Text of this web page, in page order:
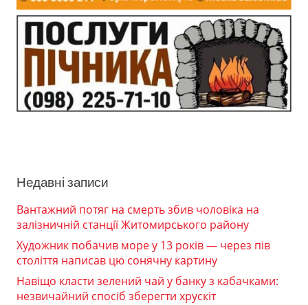
Недавні записи
Вантажний потяг на смерть збив чоловіка на
залізничній станції Житомирського району
Художник побачив море у 13 років — через пів
століття написав цю сонячну картину
Навіщо класти зелений чай у банку з кабачками:
незвичайний спосіб зберегти хрускіт